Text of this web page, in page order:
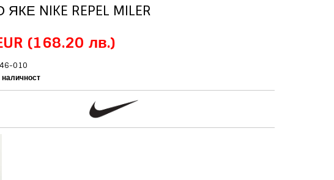
NIKE REPEL MILER
(168.20 лв.)
010